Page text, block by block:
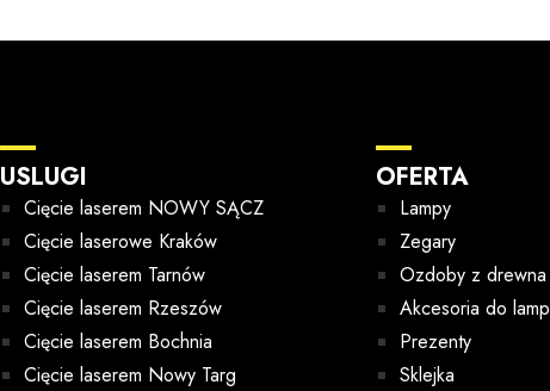
USLUGI
Cięcie laserem NOWY SĄCZ
Cięcie laserowe Kraków
Cięcie laserem Tarnów
Cięcie laserem Rzeszów
Cięcie laserem Bochnia
Cięcie laserem Nowy Targ
OFERTA
Lampy
Zegary
Ozdoby z drewna
Akcesoria do lamp
Prezenty
Sklejka